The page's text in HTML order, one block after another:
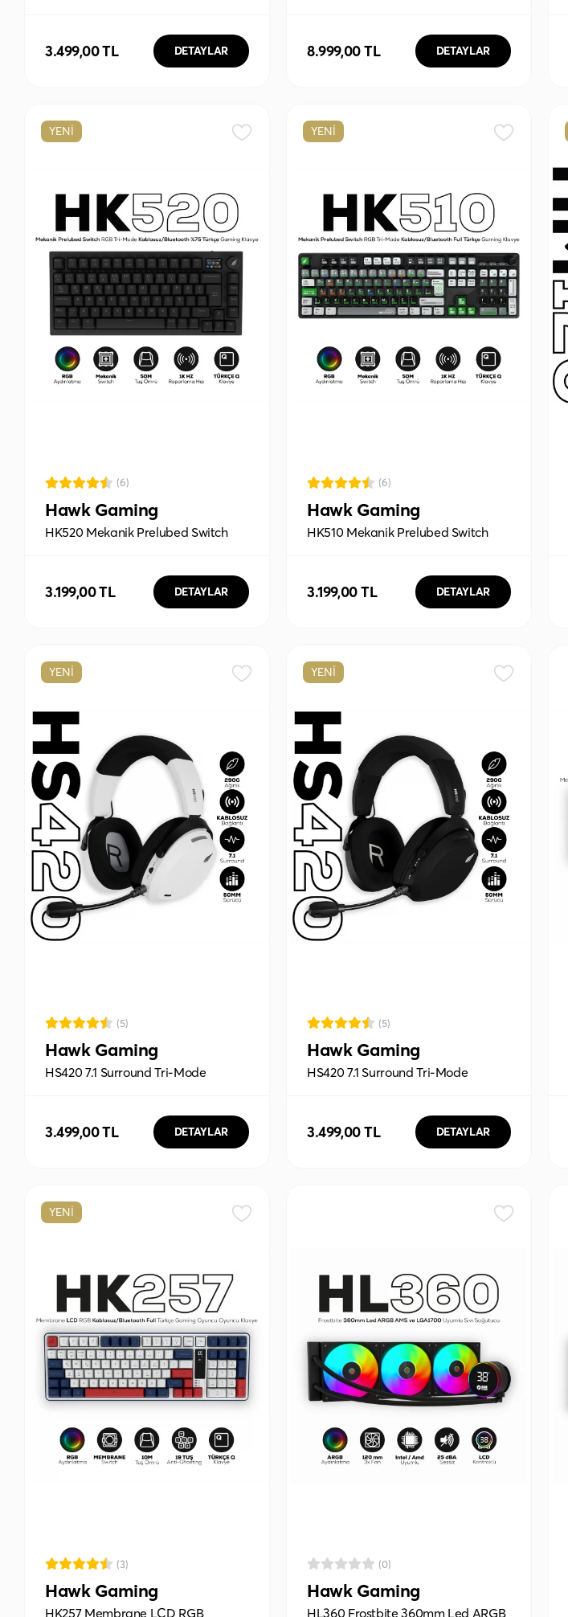
3.499,00 TL DETAYLAR 8.999,00 TL DETAYLAR
YENİ
(6)
Hawk Gaming
HK520 Mekanik Prelubed Switch
3.199,00 TL DETAYLAR
YENİ
(6)
Hawk Gaming
HK510 Mekanik Prelubed Switch
3.199,00 TL DETAYLAR
YENİ
(5)
Hawk Gaming
HS420 7.1 Surround Tri-Mode
3.499,00 TL DETAYLAR
YENİ
(5)
Hawk Gaming
HS420 7.1 Surround Tri-Mode
3.499,00 TL DETAYLAR
YENİ
(3)
Hawk Gaming
HK257 Membrane LCD RGB
(0)
Hawk Gaming
HL360 Frostbite 360mm Led ARGB